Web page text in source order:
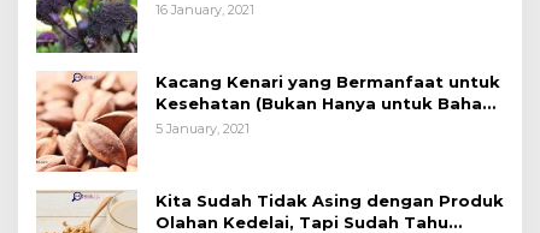
16 January, 2021
Kacang Kenari yang Bermanfaat untuk
Kesehatan (Bukan Hanya untuk Bahan
Kue)
5 January, 2021
Kita Sudah Tidak Asing dengan Produk
Olahan Kedelai, Tapi Sudah Tahu